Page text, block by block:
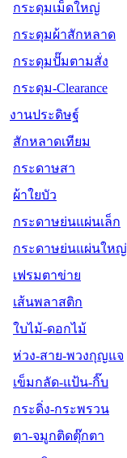
กระดุมเม็ดใหญ่
กระดุมผ้าสักหลาด
กระดุมปั๊มตามสั่ง
กระดุม-Clearance
งานประดิษฐ์
สักหลาดเทียม
กระดาษสา
ผ้าใยบัว
กระดาษย่นแผ่นเล็ก
กระดาษย่นแผ่นใหญ่
เฟรมตาข่าย
เส้นพลาสติก
ใบไม้-ดอกไม้
ห่วง-สาย-พวงกุญแจ
เข็มกลัด-แป้น-กิ๊บ
กระดิ่ง-กระพรวน
ตา-จมูกติดตุ๊กตา